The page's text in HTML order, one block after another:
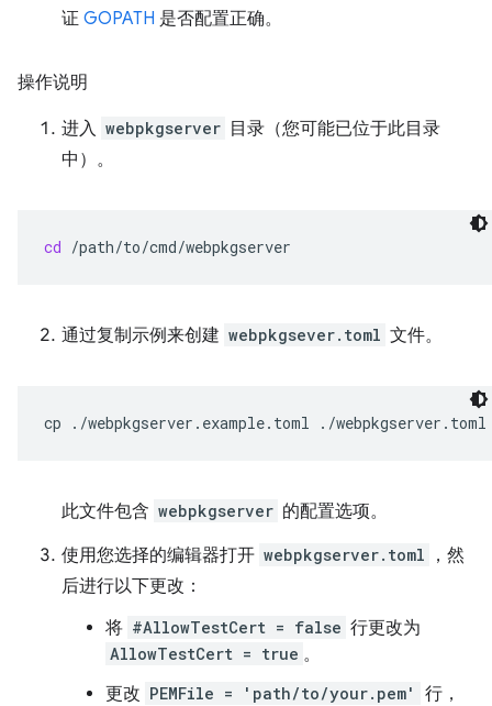
证 GOPATH 是否配置正确。
操作说明
进入 webpkgserver 目录（您可能已位于此目录
中）。
cd
通过复制示例来创建 webpkgsever.toml 文件。
cp ./webpkgserver.example.toml
此文件包含 webpkgserver 的配置选项。
使用您选择的编辑器打开 webpkgserver.toml
，然
后进行以下更改：
将 #AllowTestCert = false 行更改为
AllowTestCert = true 。
更改 PEMFile = 'path/to/your.pem'
行，